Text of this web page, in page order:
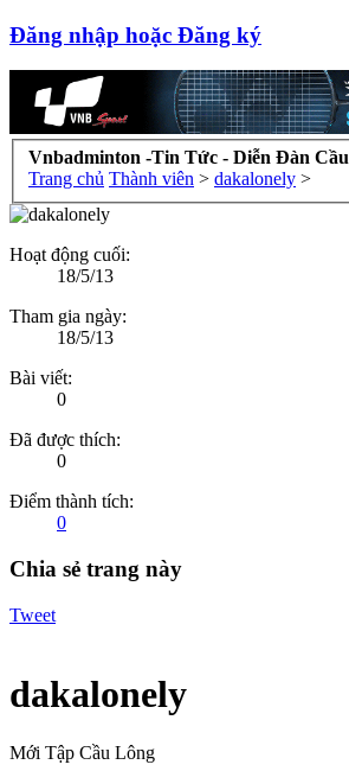
Đăng nhập hoặc Đăng ký
Vnbadminton -Tin Tức - Diễn Đàn
Trang chủ Thành viên > dakalonely >
Hoạt động cuối:
18/5/13
Tham gia ngày:
18/5/13
Bài viết:
0
Đã được thích:
0
Điểm thành tích:
0
Chia sẻ trang này
Tweet
dakalonely
Mới Tập Cầu Lông